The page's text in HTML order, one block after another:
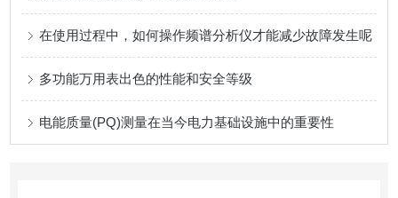
在使用过程中，如何操作频谱分析仪才能减少故障发生呢
多功能万用表出色的性能和安全等级
电能质量(PQ)测量在当今电力基础设施中的重要性